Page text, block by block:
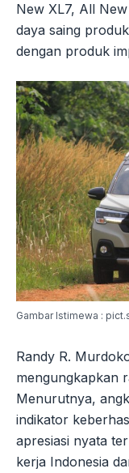
New XL7, All
daya saing
dengan produk
Gambar Istimewa :
Randy R.
mengungkapkan
Menurutnya,
indikator
apresiasi nyata
kerja Indonesia